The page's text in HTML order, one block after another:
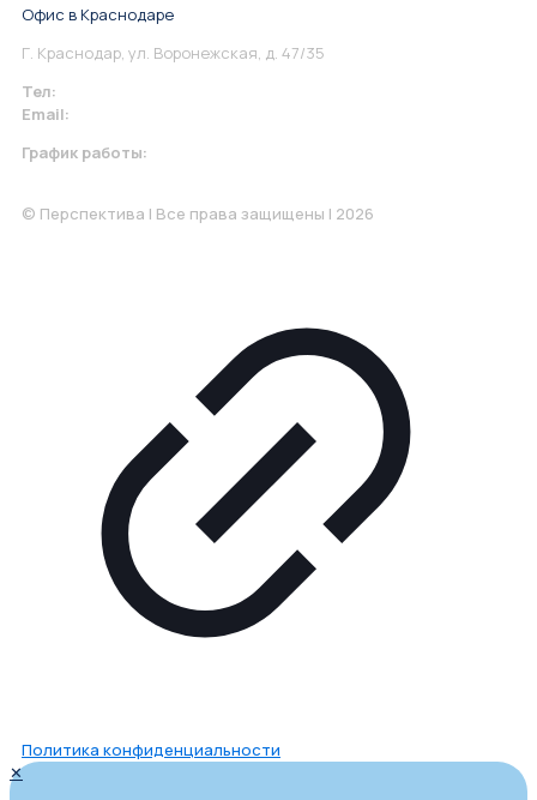
Офис в Краснодаре
Г. Краснодар, ул. Воронежская, д. 47/35
Тел:
Email:
График работы:
© Перспектива | Все права защищены | 2026
Политика конфиденциальности
✕